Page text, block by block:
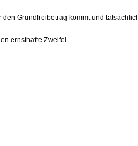
Grundfreibetrag kommt und
ernsthafte Zweifel.